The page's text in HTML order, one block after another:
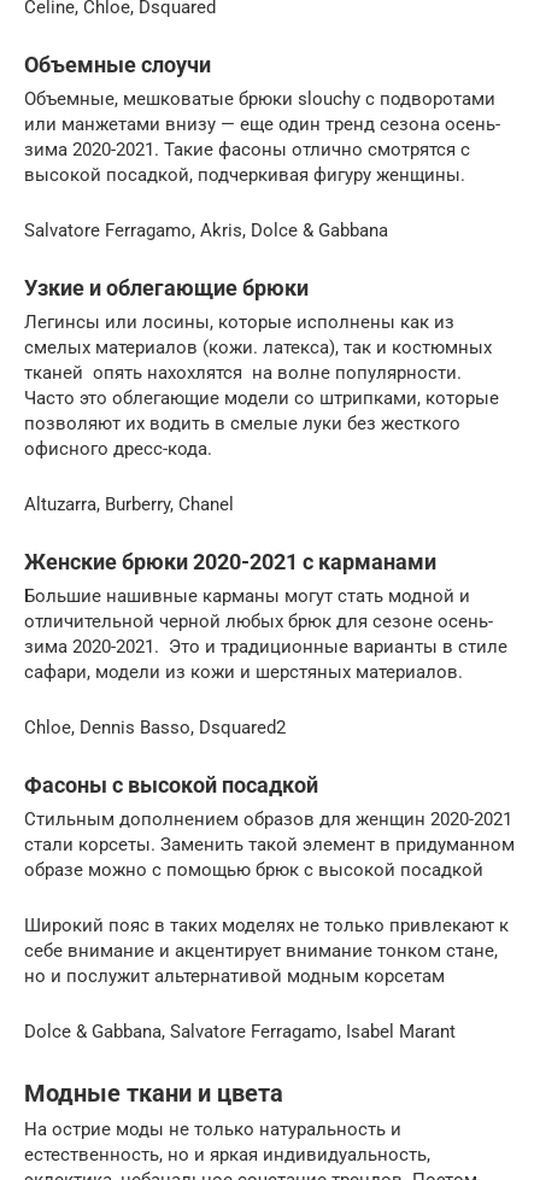
Celine, Chloe, Dsquared
Объемные слоучи
Объемные, мешковатые брюки slouchy с подворотами
или манжетами внизу — еще один тренд сезона осень-
зима 2020-2021. Такие фасоны отлично смотрятся с
высокой посадкой, подчеркивая фигуру женщины.
Salvatore Ferragamo, Akris, Dolce & Gabbana
Узкие и облегающие брюки
Легинсы или лосины, которые исполнены как из
смелых материалов (кожи. латекса), так и костюмных
тканей опять нахохлятся на волне популярности.
Часто это облегающие модели со штрипками, которые
позволяют их водить в смелые луки без жесткого
офисного дресс-кода.
Altuzarra, Burberry, Chanel
Женские брюки 2020-2021 с карманами
Большие нашивные карманы могут стать модной и
отличительной черной любых брюк для сезоне осень-
зима 2020-2021. Это и традиционные варианты в стиле
сафари, модели из кожи и шерстяных материалов.
Chloе, Dennis Basso, Dsquared2
Фасоны с высокой посадкой
Стильным дополнением образов для женщин 2020-2021
стали корсеты. Заменить такой элемент в придуманном
образе можно с помощью брюк с высокой посадкой
Широкий пояс в таких моделях не только привлекают к
себе внимание и акцентирует внимание тонком стане,
но и послужит альтернативой модным корсетам
Dolce & Gabbana, Salvatore Ferragamo, Isabel Marant
Модные ткани и цвета
На острие моды не только натуральность и
естественность, но и яркая индивидуальность,